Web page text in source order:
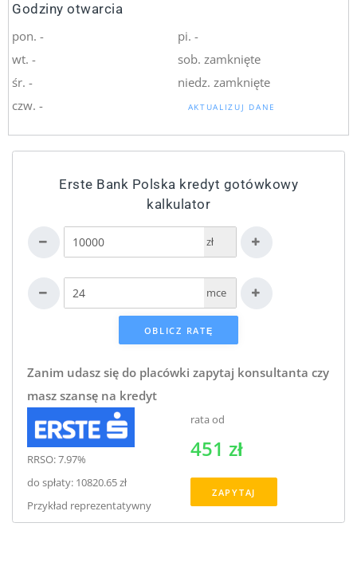
Godziny otwarcia
pon. -
wt. -
śr. -
czw. -
pi. -
sob. zamknięte
niedz. zamknięte
AKTUALIZUJ DANE
Erste Bank Polska kredyt gotówkowy
kalkulator
zł
mce
Zanim udasz się do placówki zapytaj konsultanta czy
masz szansę na kredyt
RRSO: 7.97%
do spłaty: 10820.65 zł
Przykład reprezentatywny
rata od
451 zł
ZAPYTAJ